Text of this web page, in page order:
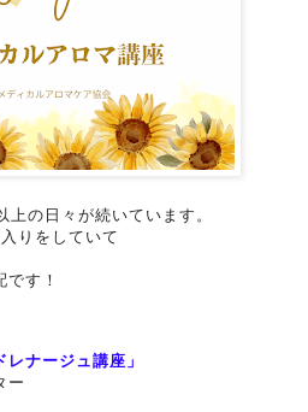
の日々が続いています。
りをしていて
す！
ナージュ講座」
ー